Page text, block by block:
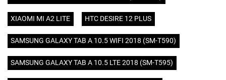
XIAOMI MI A2 LITE HTC DESIRE 12 PLUS
SAMSUNG GALAXY TAB A 10.5 WIFI 2018 (SM-T590)
SAMSUNG GALAXY TAB A 10.5 LTE 2018 (SM-T595)